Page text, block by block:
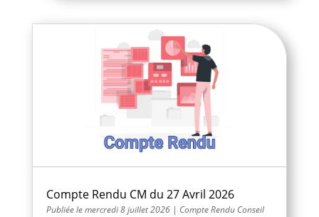
Compte Rendu CM du 27 Avril 2026
mercredi 8 juillet 2026| Compte Rendu Conseil